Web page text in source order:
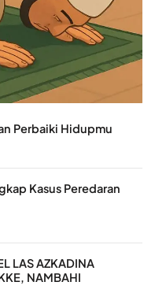
Perbaiki Hidupmu
Kasus Peredaran
LAS AZKADINA
NAMBAHI